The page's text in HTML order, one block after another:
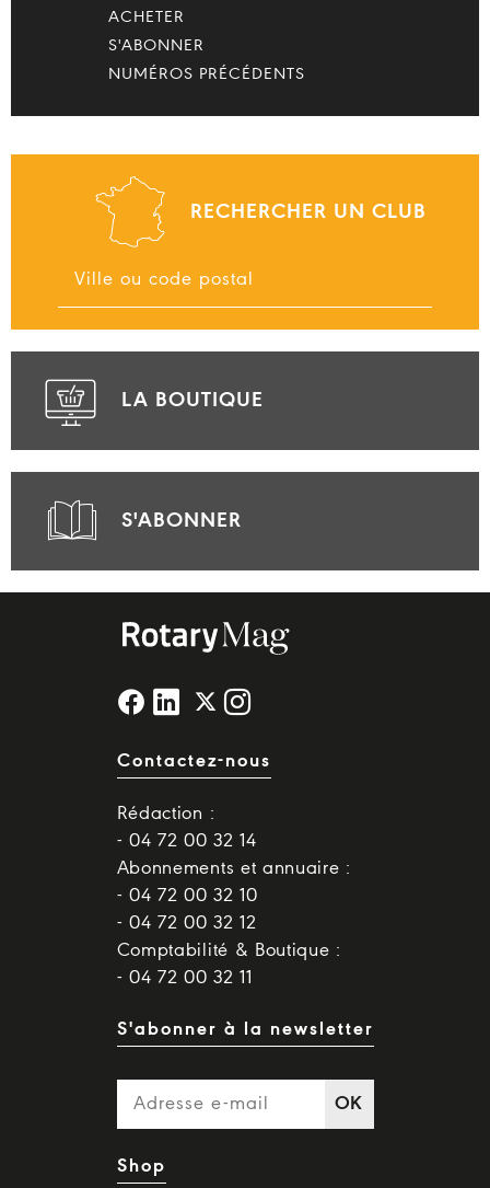
ACHETER
S'ABONNER
NUMÉROS PRÉCÉDENTS
RECHERCHER UN CLUB
LA BOUTIQUE
S'ABONNER
Contactez-nous
Rédaction :
- 04 72 00 32 14
Abonnements et annuaire :
- 04 72 00 32 10
- 04 72 00 32 12
Comptabilité & Boutique :
- 04 72 00 32 11
S'abonner à la newsletter
OK
Shop